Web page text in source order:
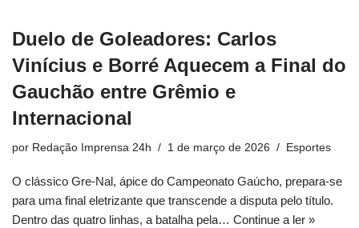
Duelo de Goleadores: Carlos
Vinícius e Borré Aquecem a Final do
Gauchão entre Grêmio e
Internacional
por Redação Imprensa 24h 1 de março de 2026 Esportes
O clássico Gre-Nal, ápice do Campeonato Gaúcho, prepara-se
para uma final eletrizante que transcende a disputa pelo título.
Dentro das quatro linhas, a batalha pela… Continue a ler »